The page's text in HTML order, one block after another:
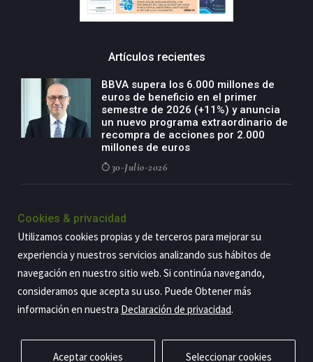
Artículos recientes
BBVA supera los 6.000 millones de
euros de beneficio en el primer
semestre de 2026 (+11%) y anuncia
un nuevo programa extraordinario de
recompra de acciones por 2.000
millones de euros
30-Julio-2026
negocio agro con un modelo global
de especialización presente en siete
países
29-Julio-2026
Cookies & privacidad
Utilizamos cookies propias y de terceros para mejorar su
experiencia y nuestros servicios analizando sus hábitos de
navegación en nuestro sitio web. Si continúa navegando,
consideramos que acepta su uso. Puede Obtener más
información en nuestra Declaración de privacidad.
Aceptar cookies Seleccionar cookies